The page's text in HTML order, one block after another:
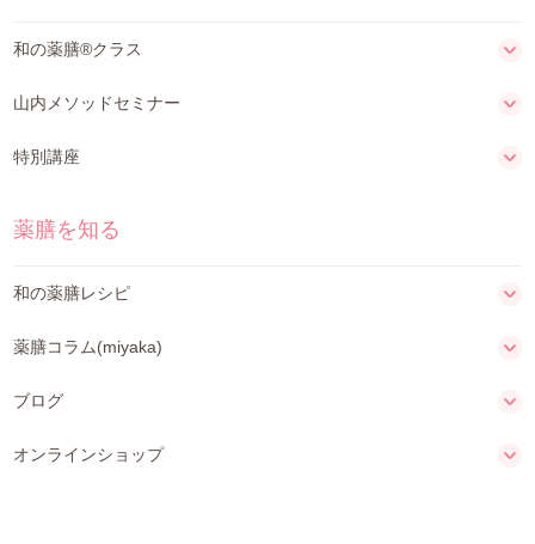
和の薬膳®クラス
山内メソッドセミナー
特別講座
薬膳を知る
和の薬膳レシピ
薬膳コラム(miyaka)
ブログ
オンラインショップ